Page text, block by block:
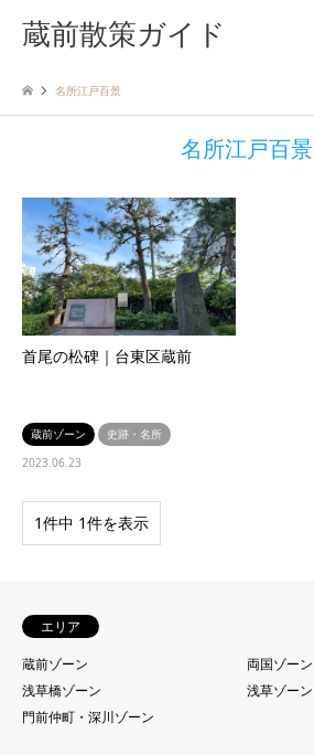
蔵前散策ガイド
名所江戸百景
名所江戸百景
首尾の松碑｜台東区蔵前
蔵前ゾーン
史跡・名所
2023.06.23
1件中 1件を表示
エリア
蔵前ゾーン
両国ゾーン
浅草橋ゾーン
浅草ゾーン
門前仲町・深川ゾーン